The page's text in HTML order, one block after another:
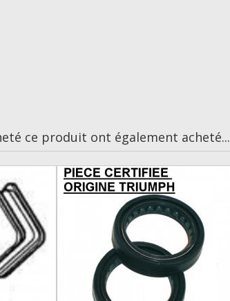
ce produit ont également acheté...